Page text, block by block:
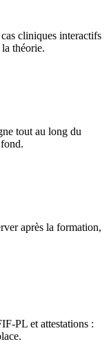
cliniques interactifs
théorie.
tout au long du
après la formation,
et attestations :